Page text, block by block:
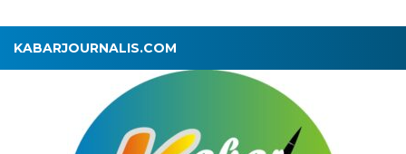
KABARJOURNALIS.COM